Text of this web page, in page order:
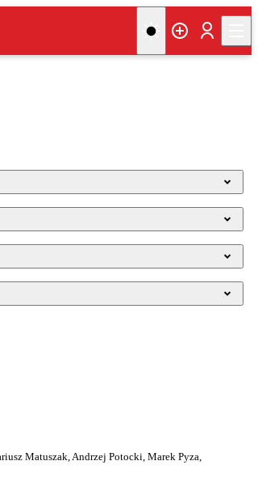
Matuszak, Andrzej Potocki, Marek Pyza,